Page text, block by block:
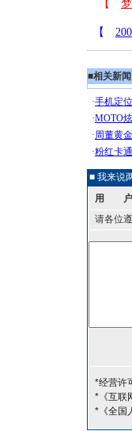
■相关新闻
■ 我来说
用 户
请各位
*经营许
*《互联
*《全国